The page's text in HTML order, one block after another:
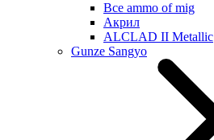
Все ammo of mig
Акрил
ALCLAD II Metallic
Gunze Sangyo